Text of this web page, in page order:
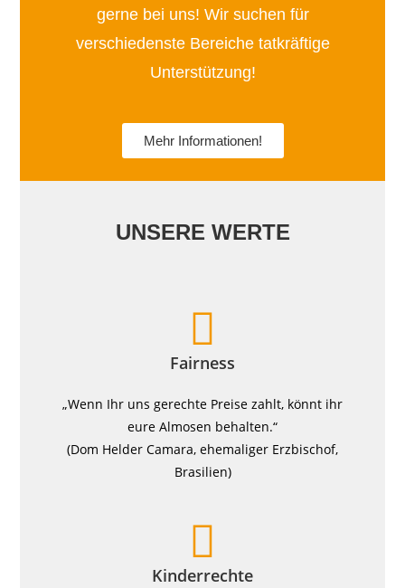
gerne bei uns! Wir suchen für
verschiedenste Bereiche tatkräftige
Unterstützung!
Mehr Informationen!
UNSERE WERTE
Fairness
„Wenn Ihr uns gerechte Preise zahlt, könnt ihr
eure Almosen behalten.“
(Dom Helder Camara, ehemaliger Erzbischof,
Brasilien)
Kinderrechte